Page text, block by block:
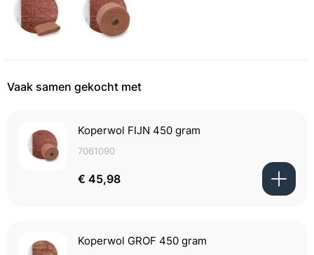
Vaak samen gekocht met
Koperwol FIJN 450 gram
7061090
€ 45,98
Koperwol GROF 450 gram